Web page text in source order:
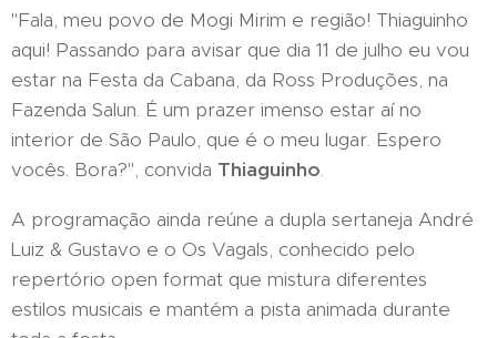
"Fala, meu povo de Mogi Mirim e região! Thiaguinho
aqui! Passando para avisar que dia 11 de julho eu vou
estar na Festa da Cabana, da Ross Produções, na
Fazenda Salun. É um prazer imenso estar aí no
interior de São Paulo, que é o meu lugar. Espero
vocês. Bora?", convida Thiaguinho.
A programação ainda reúne a dupla sertaneja André
Luiz & Gustavo e o Os Vagals, conhecido pelo
repertório open format que mistura diferentes
estilos musicais e mantém a pista animada durante